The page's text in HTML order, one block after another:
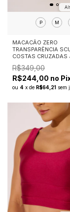
P M
MACACÃO ZERO
TRANSPARÊNCIA
COSTAS CRUZADAS
CHAMPAGNE
R$349,00
R$244,00 no
ou 4 x de R$64,21 sem